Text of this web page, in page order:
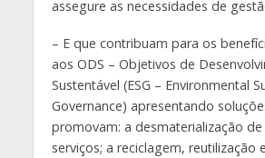
assegure as necessidades de
– E que contribuam para os
aos ODS – Objetivos de
Sustentável (ESG – Environmental
Governance) apresentando
promovam: a desmaterialização
serviços; a reciclagem, reutilização